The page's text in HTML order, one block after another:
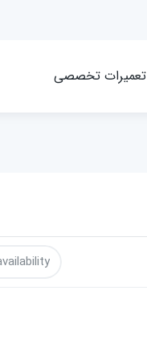
تعمیرات تخصصی